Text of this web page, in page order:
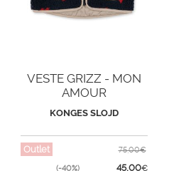
VESTE GRIZZ - MON
AMOUR
KONGES SLOJD
Outlet
(-40%)
75,00€
45,00€